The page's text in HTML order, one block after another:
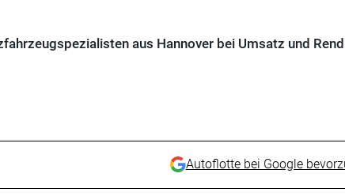
aus Hannover bei Umsatz und
Autoflotte bei Google